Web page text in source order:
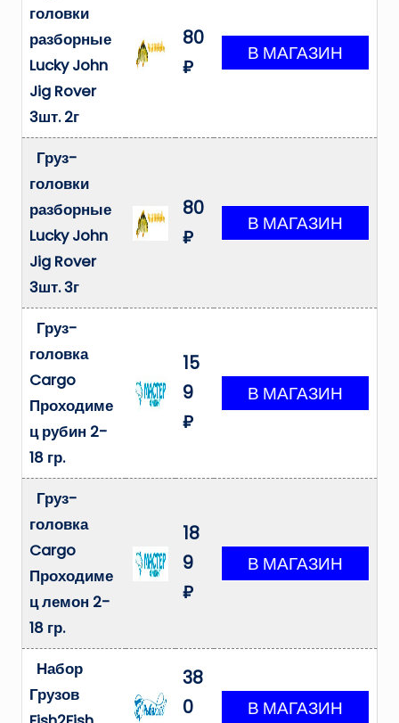
головки
разборные
Lucky John
Jig Rover
3шт. 2г
80
₽
Груз-
головки
разборные
Lucky John
Jig Rover
3шт. 3г
80
₽
Груз-
головка
Cargo
Проходиме
ц рубин 2-
18 гр.
15
9
₽
Груз-
головка
Cargo
Проходиме
ц лемон 2-
18 гр.
18
9
₽
Набор
Грузов
38
0